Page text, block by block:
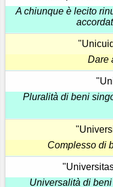
A chiunque è lecito
Dare
Pluralità di beni
Complesso di
Universalità di